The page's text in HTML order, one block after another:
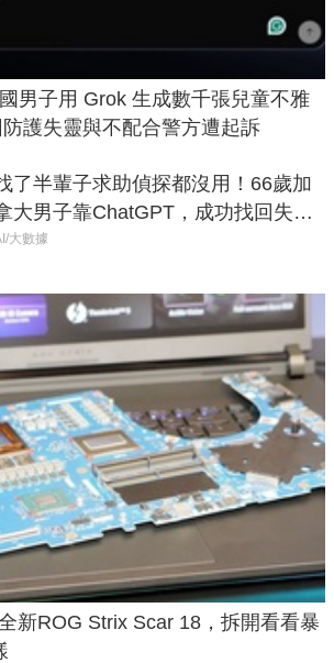
男子用 Grok 生成數千張兒童不雅
護失靈與不配合警方遭起訴
了半輩子求助偵探都沒用！66歲加
大男子靠ChatGPT，成功找回失散
年家人
大數據
新ROG Strix Scar 18，拆開看看暴